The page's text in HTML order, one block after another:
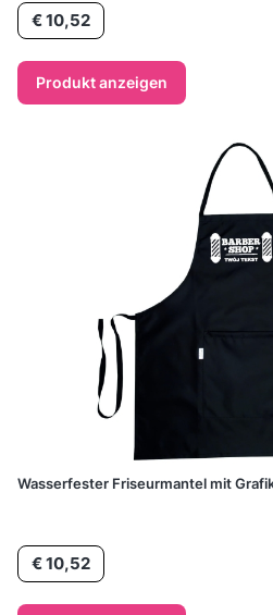
Preis
€ 10,52
Produkt anzeigen
Wasserfester Friseurmantel mit
Preis
€ 10,52